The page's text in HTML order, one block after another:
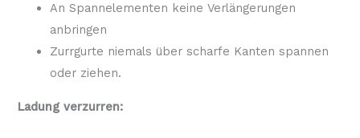
An Spannelementen keine Verlängerungen
anbringen
Zurrgurte niemals über scharfe Kanten spannen
oder ziehen.
Ladung verzurren: